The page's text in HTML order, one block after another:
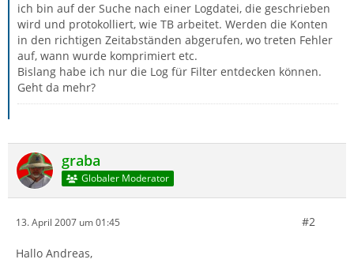
ich bin auf der Suche nach einer Logdatei, die geschrieben
wird und protokolliert, wie TB arbeitet. Werden die Konten
in den richtigen Zeitabständen abgerufen, wo treten Fehler
auf, wann wurde komprimiert etc.
Bislang habe ich nur die Log für Filter entdecken können.
Geht da mehr?
graba
Globaler Moderator
13. April 2007 um 01:45 #2
Hallo Andreas,